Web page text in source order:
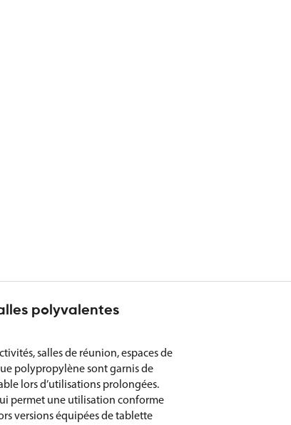
polyvalentes
salles de réunion, espaces de
polypropylène sont garnis de
lors d’utilisations prolongées.
permet une utilisation conforme
versions équipées de tablette